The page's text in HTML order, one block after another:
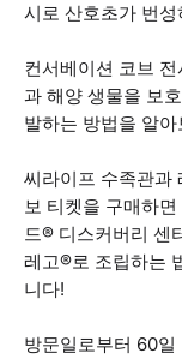
시로 산호초가 번
컨서베이션 코브
과 해양 생물을 보
발하는 방법을 알아
씨라이프 수족관과
보 티켓을 구매하
드® 디스커버리 센
레고®로 조립하는
니다!
방문일로부터 60